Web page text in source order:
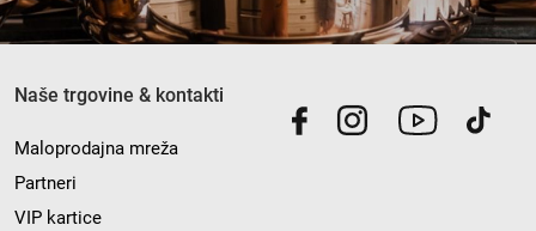
Naše trgovine & kontakti
Maloprodajna mreža
Partneri
VIP kartice